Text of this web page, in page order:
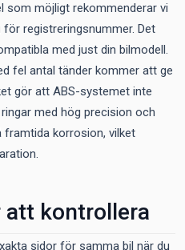
som möjligt rekommenderar vi
registreringsnummer. Det
med just din bilmodell.
fel antal tänder kommer att ge
gör att ABS-systemet inte
med hög precision och
korrosion, vilket
att kontrollera
sidor för samma bil när du